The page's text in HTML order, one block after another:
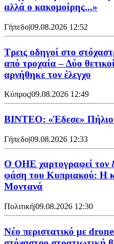
αλλά ο κακομοίρης...»
Γήπεδο|09.08.2026 12:52
Τρεις οδηγοί στο
από τροχαία – Δύο
αρνήθηκε τον έλεγχο
Κύπρος|09.08.2026 12:49
ΒΙΝΤΕΟ: «Έδεσε»
Γήπεδο|09.08.2026 12:33
Ο ΟΗΕ χαρτογραφεί τον
φάση του Κυπριακού: Η
Μοντανά
Πολιτική|09.08.2026 12:30
Νέο περιστατικό με